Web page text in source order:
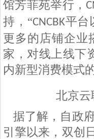
馆芳菲苑举行，
持，“CNCBK平台
更多的店铺企业
家，对线上线下
内新型消费模式
北京云
据了解，自政
引擎以来，双创